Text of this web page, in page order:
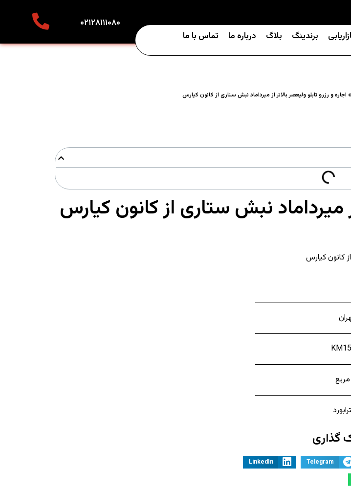
برندینگ بلاگ درباره ما تماس با ما
۰۲۱۲۸۱۱۱۰۸۰
» اجاره و رزرو تابلو ولیعصر بالاتر از میرداماد نبش ستاری از کانون کیارس
میرداماد نبش ستاری از کانون کیارس
کانون کیارس
گذاری
Telegram
LinkedIn